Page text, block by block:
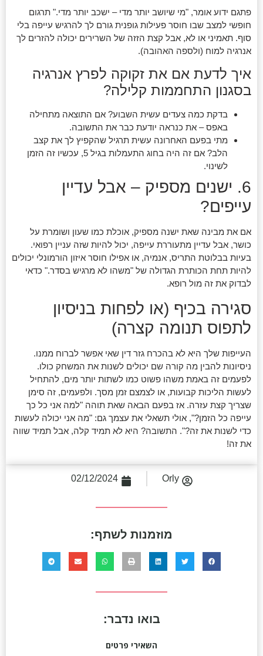
פתגם ידוע אומר, "מי שיושב יותר מדי – ישכב יותר מדי." תרגום
חופשי למצב שבו חוסר פעילות גופנית גורם לך להרגיש עייפה בלי
סוף. תאמיני או לא, אבל קצת הזזה של השרירים יכולה להזרים לך
אנרגיה למוח (ולספה האהובה).
איך לדעת אם את זקוקה לפרץ אנרגיה
בסגנון התחממות קלילה?
בדקת כמה צעדים עשית השבוע? אם התוצאה מתחילה
באפס – את כנראה יודעת כבר את התשובה.
מתי בפעם האחרונה עשית תרגיל שהקפיץ לך את קצב
הלב? אם זה היה בחוג התעמלות בגיל 5, עכשיו זה הזמן
לשינוי.
6. ישנים מספיק – אבל עדיין
עייפים?
אם את מבינה שאת ישנה מספיק, אוכלת כמו שעון ושומרת על
כושר, אבל עדיין מתעוררת עייפה, יכול להיות שזה עניין רפואי.
בעיות בבלוטת התריס, אנמיה, או אפילו חוסר איזון הורמונלי יכולים
להיות תחת הכותרת הגדולה של "משהו לא מרגיש בסדר." כדאי
לבדוק את זה מול רופא.
סגירה בכיף (או לפחות בניסיון
לתפוס תנומה קצרה)
העייפות שלך היא לא בהכרח גזר דין שאי אפשר לברוח ממנו.
ניסיונות להבין מה קורה שם יכולים לשנות את המשחק כולו.
לפעמים זה באמת משהו פשוט כמו לשתות יותר מים, להתחיל
לעשות הליכות קבועות, או לצמצם זמן מסך. ולפעמים, זה סימן
שצריך קצת עזרה. אז בפעם הבאה שאת תוהה "למה אני כל כך
עייפה כל הזמן?", אולי תשאלי את עצמך גם: "מה אני יכולה לעשות
כדי לשנות את זה?". התשובה? היא לא תמיד קלה, אבל תמיד שווה
את זה!
Orly
02/12/2024
מוזמנות לשתף:
בואו נדבר:
השאירי פרטים